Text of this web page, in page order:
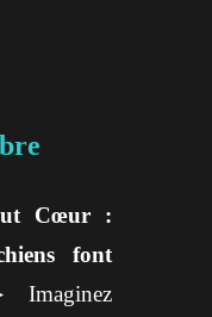
Cœur :
font